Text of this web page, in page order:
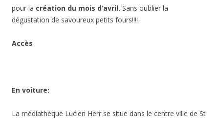
pour la création du mois d’avril. Sans oublier la
dégustation de savoureux petits fours!!!!
Accès
En voiture:
La médiathèque Lucien Herr se situe dans le centre ville de St